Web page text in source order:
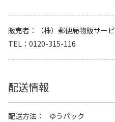
販売者
（株）郵便局物販サー
TEL
0120-315-116
配送情報
配送方法
ゆうパック